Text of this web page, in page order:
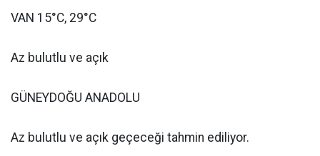
VAN 15°C, 29°C
Az bulutlu ve açık
GÜNEYDOĞU ANADOLU
Az bulutlu ve açık geçeceği tahmin ediliyor.